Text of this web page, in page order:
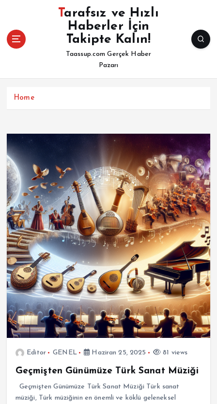
Tarafsız ve Hızlı
Haberler İçin
Takipte Kalın!
Taassup.com Gerçek Haber
Pazarı
Home
Editor GENEL Haziran 25, 2025 81 views
Geçmişten Günümüze Türk Sanat Müziği
Geçmişten Günümüze Türk Sanat Müziği Türk sanat
müziği, Türk müziğinin en önemli ve köklü geleneksel